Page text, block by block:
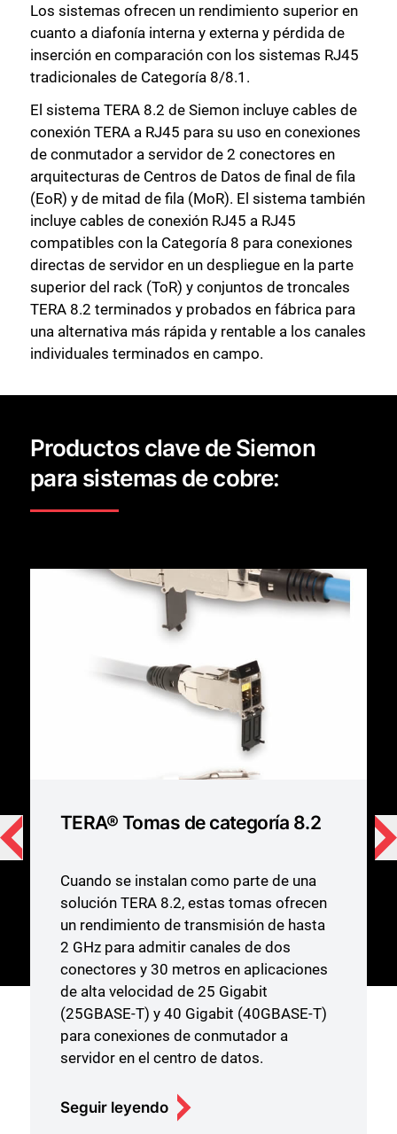
Los sistemas ofrecen un rendimiento superior en
cuanto a diafonía interna y externa y pérdida de
inserción en comparación con los sistemas RJ45
tradicionales de Categoría 8/8.1.
El sistema TERA 8.2 de Siemon incluye cables de
conexión TERA a RJ45 para su uso en conexiones
de conmutador a servidor de 2 conectores en
arquitecturas de Centros de Datos de final de fila
(EoR) y de mitad de fila (MoR). El sistema también
incluye cables de conexión RJ45 a RJ45
compatibles con la Categoría 8 para conexiones
directas de servidor en un despliegue en la parte
superior del rack (ToR) y conjuntos de troncales
TERA 8.2 terminados y probados en fábrica para
una alternativa más rápida y rentable a los canales
individuales terminados en campo.
Productos clave de Siemon
para sistemas de cobre:
Paneles de conexión TERA-
Los paneles de conexión TERA-MAX de
19 pulgadas ofrecen una solución
modular de alta densidad. Pueden
configurarse con cualquier combinación
de módulos TERA o Z-MAX™
apantallados híbridos.
Seguir leyendo